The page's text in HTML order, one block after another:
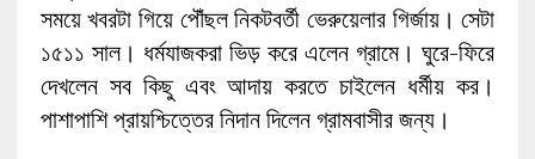
সময়ে খবরটা গিয়ে পৌঁছল নিকটবর্তী ভেরুয়েলার গির্জায়। সেটা
১৫১১ সাল। ধর্মযাজকরা ভিড় করে এলেন গ্রামে। ঘুরে-ফিরে
দেখলেন সব কিছু এবং আদায় করতে চাইলেন ধর্মীয় কর।
পাশাপাশি প্রায়শ্চিত্তের নিদান দিলেন গ্রামবাসীর জন্য।